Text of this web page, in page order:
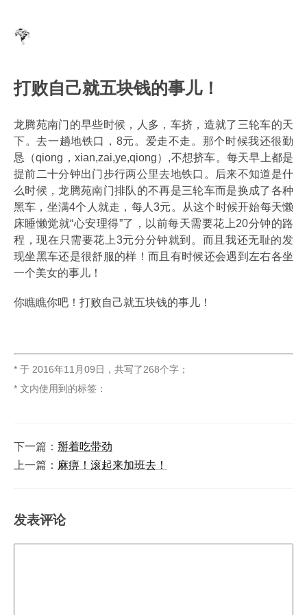
打败自己就五块钱的事儿！
龙腾苑南门的早些时候，人多，车挤，造就了三轮车的天
下。去一趟地铁口，8元。爱走不走。那个时候我还很勤
恳（qiong，xian,zai,ye,qiong）,不想挤车。每天早上都是
提前二十分钟出门步行两公里去地铁口。后来不知道是什
么时候，龙腾苑南门排队的不再是三轮车而是换成了各种
黑车，坐满4个人就走，每人3元。从这个时候开始每天懒
床睡懒觉就“心安理得”了，以前每天需要花上20分钟的路
程，现在只需要花上3元分分钟就到。而且我还无耻的发
现坐黑车还是很舒服的样！而且有时候还会遇到左右各坐
一个美女的事儿！
你瞧瞧你吧！打败自己就五块钱的事儿！
* 于 2016年11月09日 ， 共写了268个字 ；
* 文内使用到的标签：
下一篇： 掰着吃带劲
上一篇： 麻痹！滚起来加班去！
发表评论